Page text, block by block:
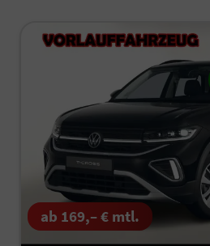
ab 169,– € mtl.